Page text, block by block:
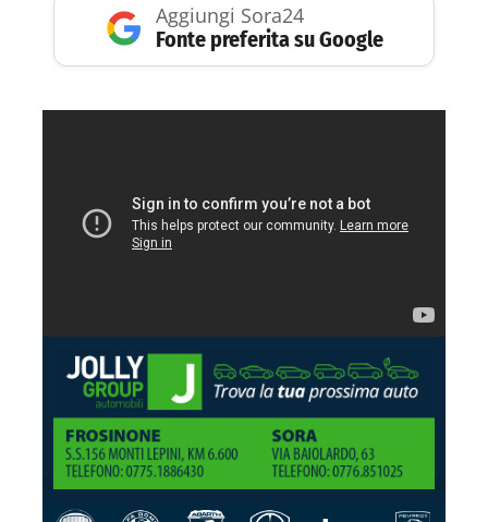
Aggiungi Sora24
Fonte preferita su Google